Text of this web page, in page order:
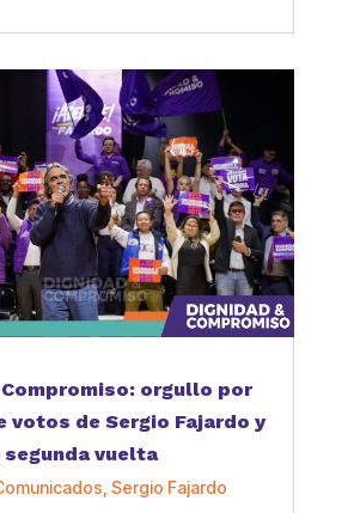
Compromiso: orgullo por
votos de Sergio Fajardo y
vuelta
Sergio Fajardo